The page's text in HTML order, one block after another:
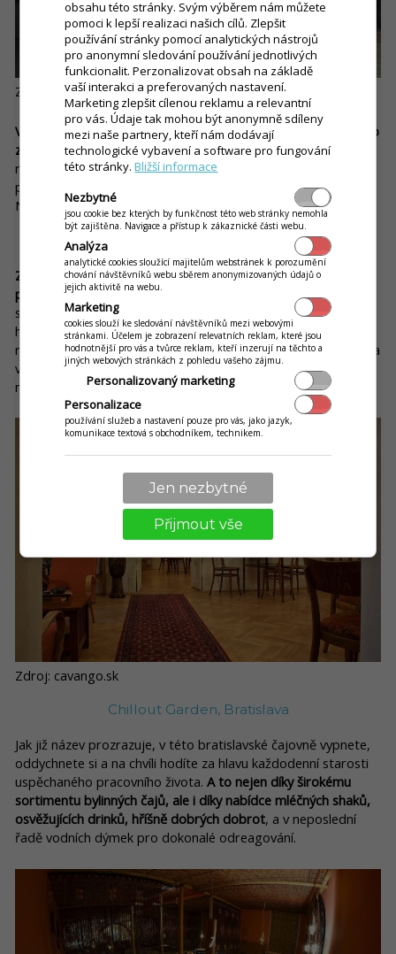
Zdroj: Facebook Čajovňa Klopačka Banská Štiavnica
V Klopačce si můžete oddychnout nebo dobít síly u některého
z více než 150 druhů čajů, které si na Slovensko dovážejí.
nabídce najdete i ledové čaje. Kromě toho si můžete
pošlukovat i vodní dýmku a užívat krásný výhled na Starý a
Nový zámek nebo náměstí.
Zajímavou čajovnu najdete v metropoli slovenského východu
pod názvem Čavango.Tento název vznikl spojením čínských
slov ča (čaj), čavan (miska na čaj) a go (strategická desková
hra). Čavango ale není jen obyčejné místo, na kterém si
můžete vypít čaj. Je to místo, kde si oddychnete, zrelaxujete a
vychutnáte skvělé čaje v příjemném prostředí pod klenbami
mezi iónskými sloupy.
Zdroj: cavango.sk
Chillout Garden, Bratislava
Jak již název prozrazuje, v této bratislavské čajovně vypnete,
oddychnete si a na chvíli hodíte za hlavu každodenní starosti
uspěchaného pracovního života. A to nejen díky širokému
sortimentu bylinných čajů, ale i díky nabídce mléčných shaků,
osvěžujících drinků, hříšně dobrých dobrot, a v neposlední
řadě vodních dýmek pro dokonalé odreagování.
obsahu této stránky. Svým výběrem nám můžete
pomoci k lepší realizaci našich cílů. Zlepšit
používání stránky pomocí analytických nástrojů
pro anonymní sledování používání jednotlivých
funkcionalit. Perzonalizovat obsah na základě
vaší interakci a preferovaných nastavení.
Marketing zlepšit cílenou reklamu a relevantní
pro vás. Údaje tak mohou být anonymně sdíleny
mezi naše partnery, kteří nám dodávají
technologické vybavení a software pro fungování
této stránky.Bližší informace
Nezbytné
jsou cookie bez kterých by funkčnost této web stránky nemohla
být zajištěna. Navigace a přístup k zákaznické části webu.
Analýza
analytické cookies sloužící majitelům webstránek k porozumění
chování návštěvníků webu sběrem anonymizovaných údajů o
jejich aktivitě na webu.
Marketing
cookies slouží ke sledování návštěvníků mezi webovými
stránkami. Účelem je zobrazení relevatních reklam, které jsou
hodnotnější pro vás a tvůrce reklam, kteří inzerují na těchto a
jiných webových stránkách z pohledu vašeho zájmu.
Personalizovaný marketing
Personalizace
používání služeb a nastavení pouze pro vás, jako jazyk,
komunikace textová s obchodníkem, technikem.
Jen nezbytné
Přijmout vše